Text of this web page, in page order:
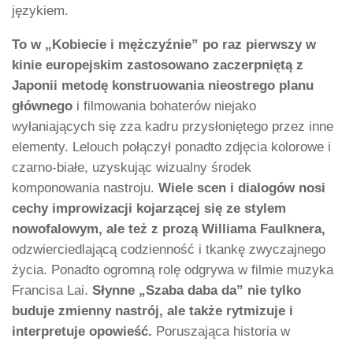
językiem.
To w „Kobiecie i mężczyźnie” po raz pierwszy w
kinie europejskim zastosowano zaczerpniętą z
Japonii metodę konstruowania nieostrego planu
głównego i filmowania bohaterów niejako
wyłaniających się zza kadru przysłoniętego przez inne
elementy. Lelouch połączył ponadto zdjęcia kolorowe i
czarno-białe, uzyskując wizualny środek
komponowania nastroju. Wiele scen i dialogów nosi
cechy improwizacji kojarzącej się ze stylem
nowofalowym, ale też z prozą Williama Faulknera,
odzwierciedlającą codzienność i tkankę zwyczajnego
życia. Ponadto ogromną rolę odgrywa w filmie muzyka
Francisa Lai. Słynne „Szaba daba da” nie tylko
buduje zmienny nastrój, ale także rytmizuje i
interpretuje opowieść. Poruszająca historia w